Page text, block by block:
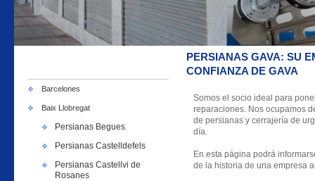
Barcelones
Baix Llobregat
Persianas Begues
Persianas Castelldefels
Persianas Castellvi de
Rosanes
PERSIANAS GAVA: SU
CONFIANZA DE GAVA
Somos el socio ideal para
reparaciones. Nos ocupamos
de persianas y cerrajería de
día.
En esta página podrá
de la historia de una empresa